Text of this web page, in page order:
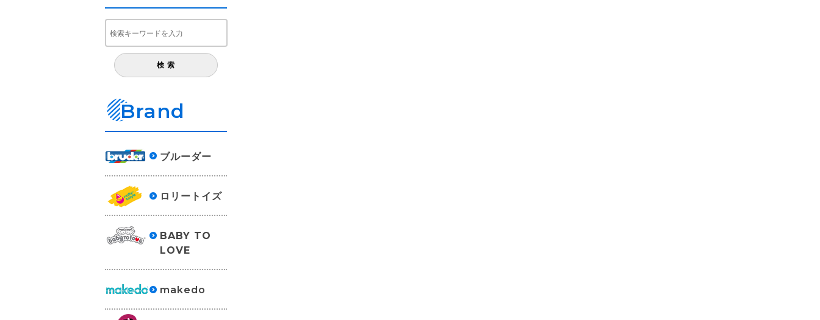
Brand
ブルーダー
ロリートイズ
BABY TO
LOVE
makedo